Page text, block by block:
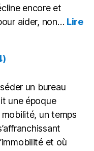
encore et
aider, non… Lire
un bureau
une époque
un temps
et où